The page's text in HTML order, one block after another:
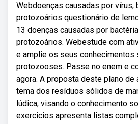
Webdoenças causadas por vírus,
protozoários questionário de
13 doenças causadas por
protozoários. Webestude com
e amplie os seus
protozooses. Passe no enem e
agora. A proposta deste plano de
tema dos resíduos sólidos de
lúdica, visando o conhecimento
exercicios apresenta listas